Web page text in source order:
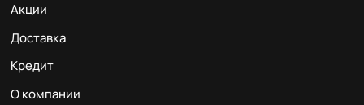
Акции
Доставка
Кредит
О компании